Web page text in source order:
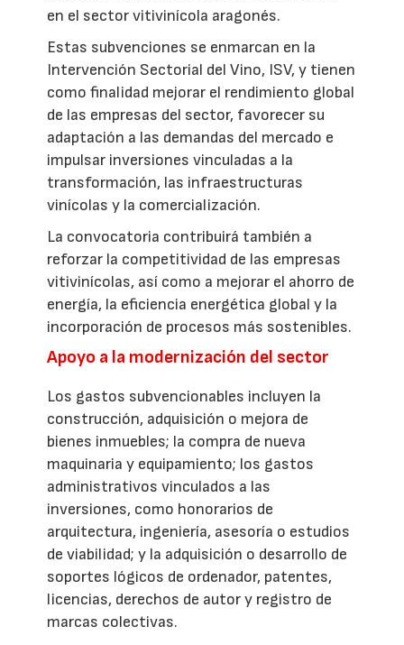
en el sector vitivinícola aragonés.
Estas subvenciones se enmarcan en la
Intervención Sectorial del Vino, ISV, y tienen
como finalidad mejorar el rendimiento global
de las empresas del sector, favorecer su
adaptación a las demandas del mercado e
impulsar inversiones vinculadas a la
transformación, las infraestructuras
vinícolas y la comercialización.
La convocatoria contribuirá también a
reforzar la competitividad de las empresas
vitivinícolas, así como a mejorar el ahorro de
energía, la eficiencia energética global y la
incorporación de procesos más sostenibles.
Apoyo a la modernización del sector
Los gastos subvencionables incluyen la
construcción, adquisición o mejora de
bienes inmuebles; la compra de nueva
maquinaria y equipamiento; los gastos
administrativos vinculados a las
inversiones, como honorarios de
arquitectura, ingeniería, asesoría o estudios
de viabilidad; y la adquisición o desarrollo de
soportes lógicos de ordenador, patentes,
licencias, derechos de autor y registro de
marcas colectivas.